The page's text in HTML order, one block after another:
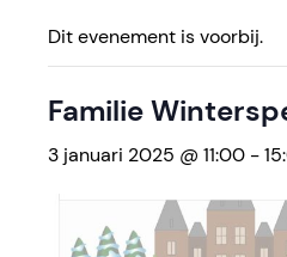
Dit evenement is voorbij.
Familie
3 januari 2025 @ 11:00 -